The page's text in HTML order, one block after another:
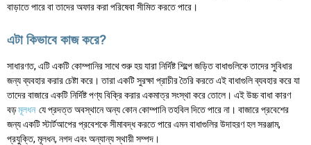
বাড়াতে পারে বা তাদের অফার করা পরিষেবা সীমিত করতে পারে।
এটা কিভাবে কাজ করে?
সাধারণত, এটি একটি কোম্পানির সাথে শুরু হয় যারা নির্দিষ্ট শিল্পে জড়িত বাধাগুলিকে তাদের সুবিধার
জন্য ব্যবহার করার চেষ্টা করে। তারা একটি সুরক্ষা প্রাচীর তৈরি করতে এই বাধাগুলি ব্যবহার করে যা
তাদের বাজারে একটি নির্দিষ্ট পণ্য বিক্রি করার একমাত্র সংস্থা করে তোলে। এই উচ্চ বাধা কারণ
বড়মূলধন যে প্রদত্ত অবস্থানে অন্য কোন কোম্পানি তহবিল দিতে পারে না। বাজারে প্রবেশের
জন্য একটি স্টার্টআপের প্রবেশকে সীমাবদ্ধ করতে পারে এমন বাধাগুলির উদাহরণ হল সরঞ্জাম,
প্রযুক্তি, মূলধন, নগদ এবং অন্যান্য স্থায়ী সম্পদ।